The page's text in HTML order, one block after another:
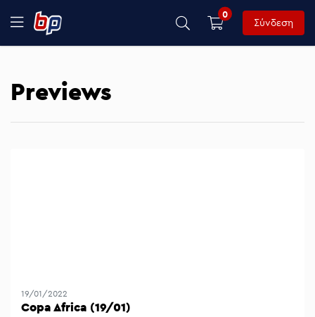
0
Σύνδεση
Previews
19/01/2022
Copa Africa (19/01)